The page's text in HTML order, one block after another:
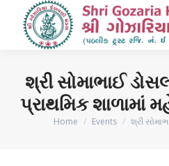
શ્રી સોમાભાઈ
પ્રાથમિક શાળામાં
You are here:
Home Events શ્રી